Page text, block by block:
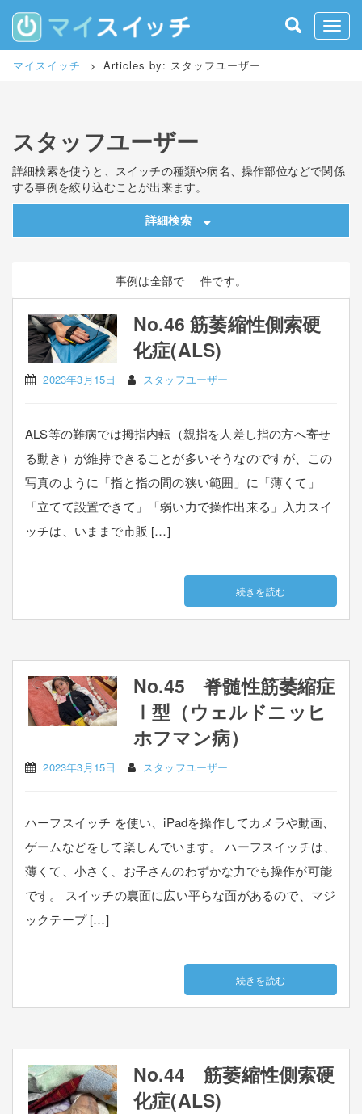
マイスイッチ > Articles by: スタッフユーザー
スタッフユーザー
詳細検索を使うと、スイッチの種類や病名、操作部位などで関係
する事例を絞り込むことが出来ます。
詳細検索
事例は全部で 件です。
No.46 筋萎縮性側索硬
化症(ALS)
2023年3月15日 スタッフユーザー
ALS等の難病では拇指内転（親指を人差し指の方へ寄せ
る動き）が維持できることが多いそうなのですが、この
写真のように「指と指の間の狭い範囲」に「薄くて」
「立てて設置できて」「弱い力で操作出来る」入力スイ
ッチは、いままで市販 […]
続きを読む
No.45 脊髄性筋萎縮症
Ⅰ型（ウェルドニッヒ
ホフマン病）
2023年3月15日 スタッフユーザー
ハーフスイッチ を使い、iPadを操作してカメラや動画、
ゲームなどをして楽しんでいます。 ハーフスイッチは、
薄くて、小さく、お子さんのわずかな力でも操作が可能
です。 スイッチの裏面に広い平らな面があるので、マジ
ックテープ […]
続きを読む
No.44 筋萎縮性側索硬
化症(ALS)